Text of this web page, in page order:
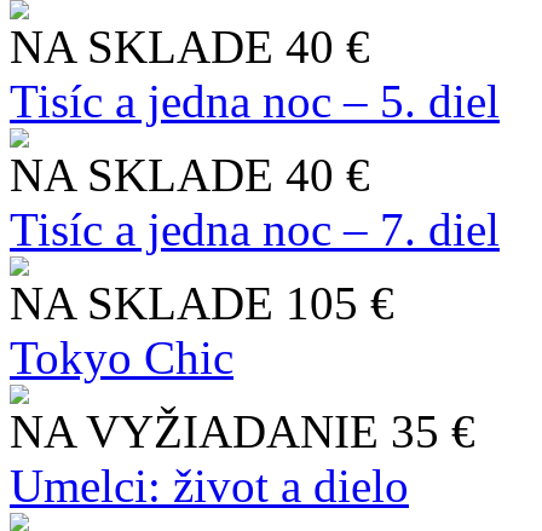
NA SKLADE 40 €
Tisíc a jedna noc – 5. diel
NA SKLADE 40 €
Tisíc a jedna noc – 7. diel
NA SKLADE 105 €
Tokyo Chic
NA VYŽIADANIE 35 €
Umelci: život a dielo